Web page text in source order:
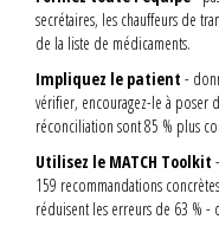
secrétaires, les chauffeurs de
de la liste de médicaments.
Impliquez le patient -
vérifier, encouragez-le à poser
réconciliation sont 85 % plus
Utilisez le MATCH Toolkit
159 recommandations
réduisent les erreurs de 63 % -